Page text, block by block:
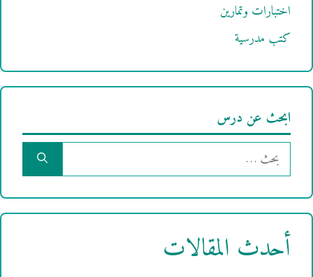
اختبارات وتمارين
كتب مدرسية
ابحث عن درس
البحث
عن:
أحدث المقالات